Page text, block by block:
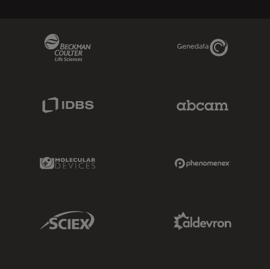
Genedata Link
Molecular Devices Link
Sciex Link